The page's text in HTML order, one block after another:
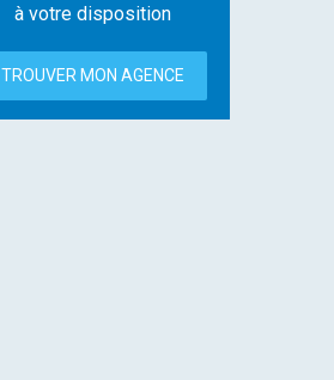
à votre disposition
TROUVER MON AGENCE